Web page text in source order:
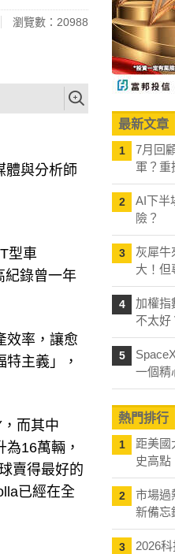
瀏覽數：20988
體與分析師
型車
紀錄曾一年
效率，讓愈
主義」，
而其中
16萬輛，
賣得最好的
已經在全
最新文章
1
7月回
軍？重
2
AI下半
險？
3
灰犀牛
大！但
4
加權指
不太好
5
一個精
熱門排行
1
距美國
史高點
2
市場過
新備忘
3
2026